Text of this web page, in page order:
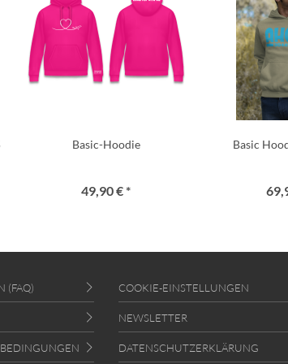
Basic-Hoodie
49,90 € *
Basic
(FAQ) COOKIE-EINSTELLUNGEN
NEWSLETTER
DATENSCHUTZERKLÄRUNG